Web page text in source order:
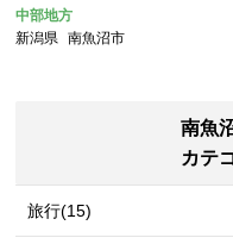
中部地方
新潟県
南魚沼市
南魚
カテ
旅行(15)